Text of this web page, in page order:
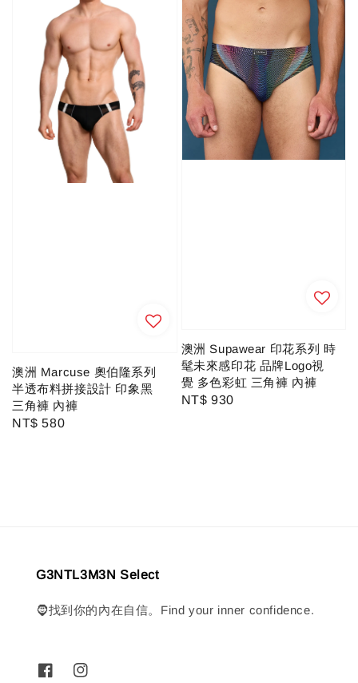
澳洲 Marcuse 奧伯隆系列
半透布料拼接設計 印象黑
三角褲 內褲
Regular
NT$ 580
澳洲 Supawear 印花系列 時
髦未來感印花 品牌Logo視
覺 多色彩虹 三角褲 內褲
Regular
NT$ 930
G3NTL3M3N Select
🧔找到你的內在自信。Find your inner confidence.